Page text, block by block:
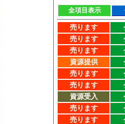
全項目表示
売ります
売ります
売ります
資源提供
売ります
売ります
資源受入
売ります
売ります